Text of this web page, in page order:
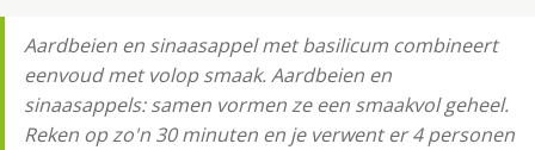
Aardbeien en sinaasappel met basilicum combineert
eenvoud met volop smaak. Aardbeien en
sinaasappels: samen vormen ze een smaakvol geheel.
Reken op zo'n 30 minuten en je verwent er 4 personen